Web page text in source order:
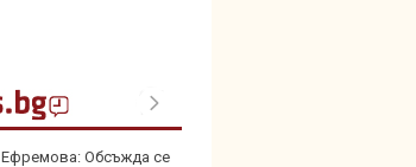
Ефремова: Обсъжда се